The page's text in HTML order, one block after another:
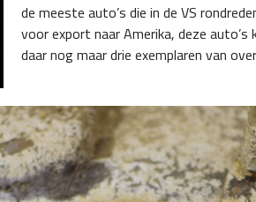
de meeste auto’s die in de VS
voor export naar Amerika, deze
daar nog maar drie exemplaren van